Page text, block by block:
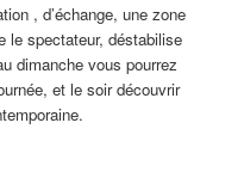
, d’échange, une zone
le spectateur, déstabilise
dimanche vous pourrez
et le soir découvrir